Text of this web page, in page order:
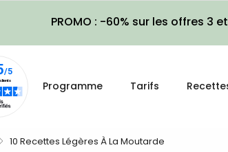
PROMO : -60% sur les offres 3
Programme Tarifs
10 Recettes Légères À La Moutarde